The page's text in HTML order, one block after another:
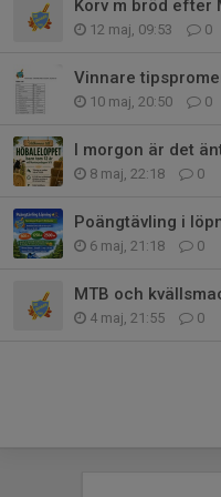
Korv m bröd efter
12 maj, 09:53 0
Vinnare
10 maj, 20:50 0
I morgon är det
8 maj, 22:18 0
Poängtävling i
6 maj, 21:18 0
MTB och
4 maj, 21:55 0